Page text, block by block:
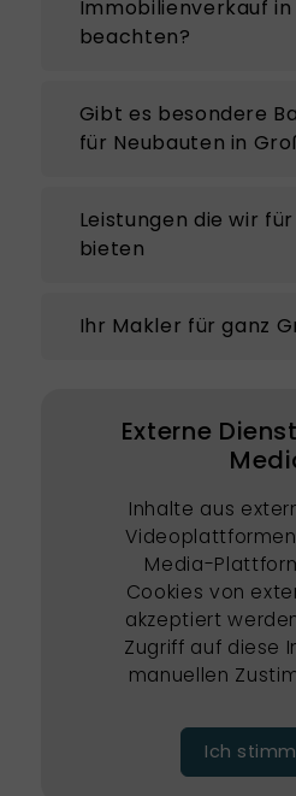
Immobilienverkauf
beachten?
Gibt es besondere
für Neubauten in
Leistungen die wir
bieten
Ihr Makler für ganz
Externe
Inhalte aus
Media-
Cookies von
akzeptiert
Zugriff auf diese
manuellen
Ich